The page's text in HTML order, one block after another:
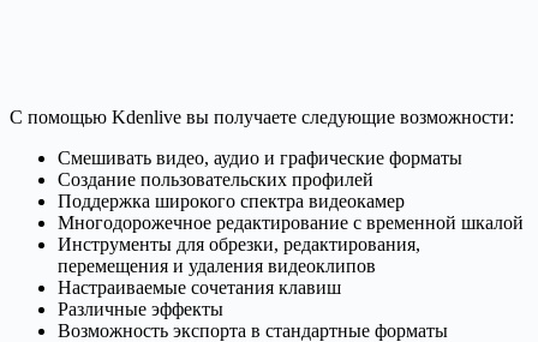
С помощью Kdenlive вы получаете следующие возможности:
Смешивать видео, аудио и графические форматы
Создание пользовательских профилей
Поддержка широкого спектра видеокамер
Многодорожечное редактирование с временной шкалой
Инструменты для обрезки, редактирования,
перемещения и удаления видеоклипов
Настраиваемые сочетания клавиш
Различные эффекты
Возможность экспорта в стандартные форматы